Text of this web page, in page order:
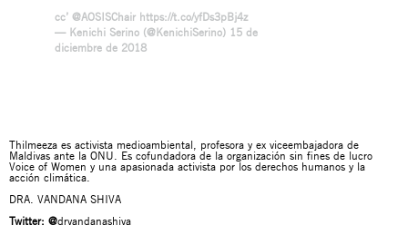
cc’ @AOSISChair https://t.co/yfDs3pBj4z
— Kenichi Serino (@KenichiSerino) 15 de
diciembre de 2018
Thilmeeza es activista medioambiental, profesora y ex viceembajadora de
Maldivas ante la ONU. Es cofundadora de la organización sin fines de lucro
Voice of Women y una apasionada activista por los derechos humanos y la
acción climática.
DRA. VANDANA SHIVA
Twitter: @drvandanashiva